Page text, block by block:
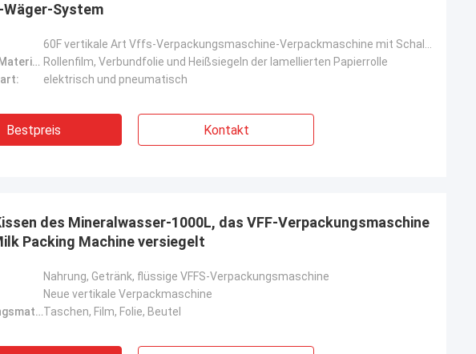
Wäger-System
Packaing-Material: Rollenfilm, Verbundfolie und Heißsiegeln der lamellierten Papierrolle
elektrisch und pneumatisch
Bestpreis Kontakt
des Mineralwasser-1000L, das VFF-Verpackungsmaschine
Packing Machine versiegelt
Nahrung, Getränk, flüssige VFFS-Verpackungsmaschine
Neue vertikale Verpackmaschine
Verpackungsmaterial:Taschen, Film, Folie, Beutel